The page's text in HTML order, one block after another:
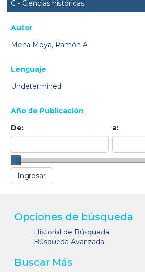
C - Ciencias históricas
Autor
Mena Moya, Ramón A.
Lenguaje
Undetermined
Año de Publicación
De:
a:
Opciones de búsqueda
Historial de Búsqueda
Búsqueda Avanzada
Buscar Más